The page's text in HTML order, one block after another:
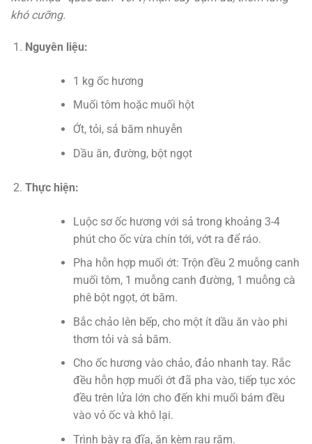
khó cưỡng.
Nguyên liệu:
1 kg ốc hương
Muối tôm hoặc muối hột
Ớt, tỏi, sả băm nhuyễn
Dầu ăn, đường, bột ngọt
Thực hiện:
Luộc sơ ốc hương với sả trong khoảng 3-4
phút cho ốc vừa chín tới, vớt ra để ráo.
Pha hỗn hợp muối ớt: Trộn đều 2 muỗng canh
muối tôm, 1 muỗng canh đường, 1 muỗng cà
phê bột ngọt, ớt băm.
Bắc chảo lên bếp, cho một ít dầu ăn vào phi
thơm tỏi và sả băm.
Cho ốc hương vào chảo, đảo nhanh tay. Rắc
đều hỗn hợp muối ớt đã pha vào, tiếp tục xóc
đều trên lửa lớn cho đến khi muối bám đều
vào vỏ ốc và khô lại.
Trình bày ra đĩa, ăn kèm rau răm.